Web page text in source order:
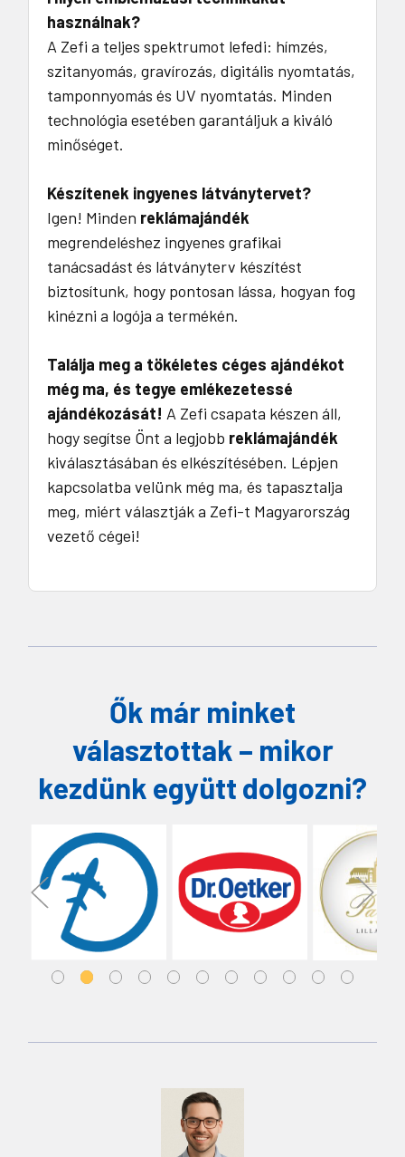
használnak?
A Zefi a teljes spektrumot lefedi: hímzés,
szitanyomás, gravírozás, digitális nyomtatás,
tamponnyomás és UV nyomtatás. Minden
technológia esetében garantáljuk a kiváló
minőséget.
Készítenek ingyenes látványtervet?
Igen! Minden reklámajándék
megrendeléshez ingyenes grafikai
tanácsadást és látványterv készítést
biztosítunk, hogy pontosan lássa, hogyan fog
kinézni a logója a termékén.
Találja meg a tökéletes céges ajándékot
még ma, és tegye emlékezetessé
ajándékozását! A Zefi csapata készen áll,
hogy segítse Önt a legjobb reklámajándék
kiválasztásában és elkészítésében. Lépjen
kapcsolatba velünk még ma, és tapasztalja
meg, miért választják a Zefi-t Magyarország
vezető cégei!
Ők már minket
választottak – mikor
kezdünk együtt dolgozni?